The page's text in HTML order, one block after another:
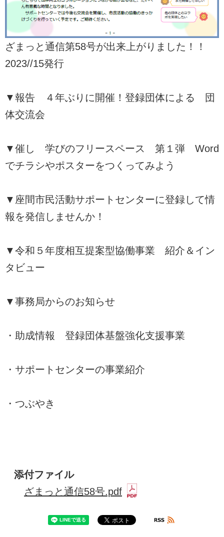
ざまっと通信第58号が出来上がりました！！
2023//15発行
▼報告 ４年ぶりに開催！登録団体による 団
体交流会
▼催し 学びのフリースペース 第１弾 Word
でチラシやポスターをつくってみよう
▼座間市民活動サポートセンターに登録して情
報を発信しませんか！
▼令和５年度相互提案型協働事業 紹介＆イン
タビュー
▼事務局からのお知らせ
・助成情報 登録団体基盤強化支援事業
・サポートセンターの事業紹介
・つぶやき
添付ファイル
ざまっと通信58号.pdf